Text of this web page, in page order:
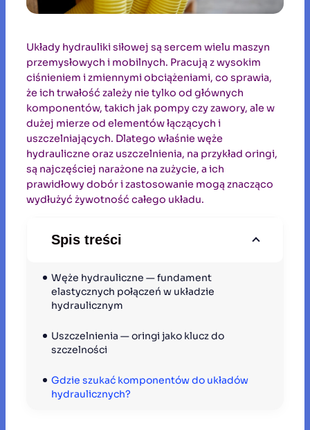
Układy hydrauliki siłowej są sercem wielu maszyn
przemysłowych i mobilnych. Pracują z wysokim
ciśnieniem i zmiennymi obciążeniami, co sprawia,
że ich trwałość zależy nie tylko od głównych
komponentów, takich jak pompy czy zawory, ale w
dużej mierze od elementów łączących i
uszczelniających. Dlatego właśnie węże
hydrauliczne oraz uszczelnienia, na przykład oringi,
są najczęściej narażone na zużycie, a ich
prawidłowy dobór i zastosowanie mogą znacząco
wydłużyć żywotność całego układu.
Spis treści
Węże hydrauliczne — fundament
elastycznych połączeń w układzie
hydraulicznym
Uszczelnienia — oringi jako klucz do
szczelności
Gdzie szukać komponentów do układów
hydraulicznych?